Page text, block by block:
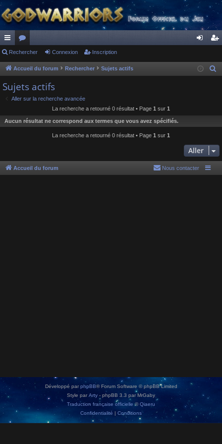
ac
co
ur
ci
or
u
s
ne cri
Rechercher Connexion Inscription
Accueil du forum Rechercher Sujets actifs
h
e
Sujets actifs
Aller sur la recherche avancée
La recherche a retourné 0 résultat • Page 1 sur 1
Aucun résultat ne correspond aux termes que vous avez spécifiés.
La recherche a retourné 0 résultat • Page 1 sur 1
Aller
Accueil du forum Nous contacter
Développé par phpBB® Forum Software © phpBB Limited
Style parArty - phpBB 3.3 par MrGaby
Traduction française officielle ©Qiaeru
Confidentialité | Conditions